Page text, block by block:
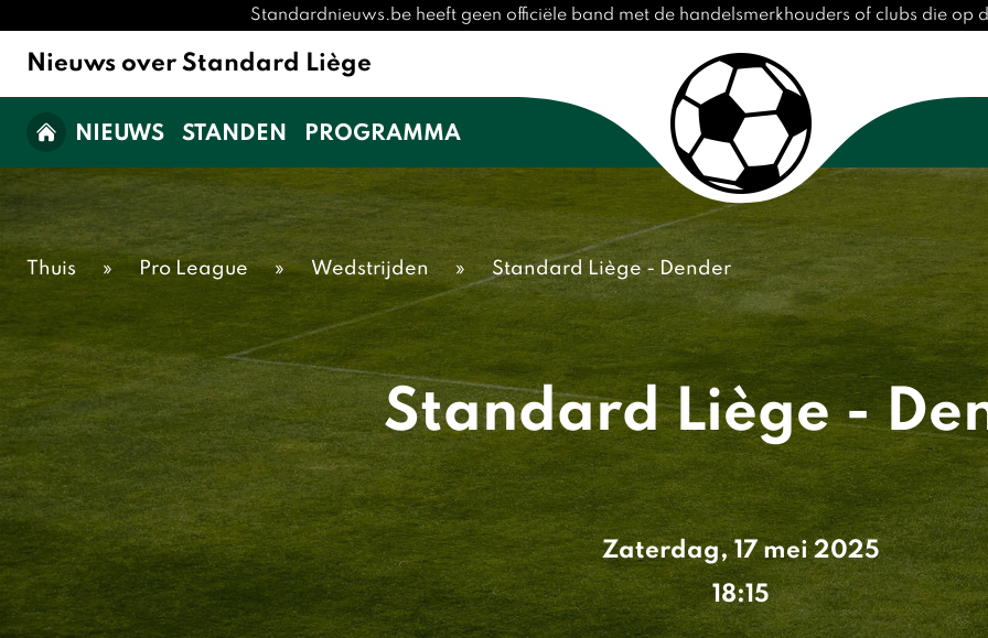
Standardnieuws.be heeft geen officiële band met de handelsmerkhouders of clubs die op
Nieuws over Standard Liège
NIEUWS STANDEN PROGRAMMA
Thuis » Pro League » Wedstrijden » Standard Liège - Dender
Standard Liège -
Zaterdag, 17 mei 2025
18:15